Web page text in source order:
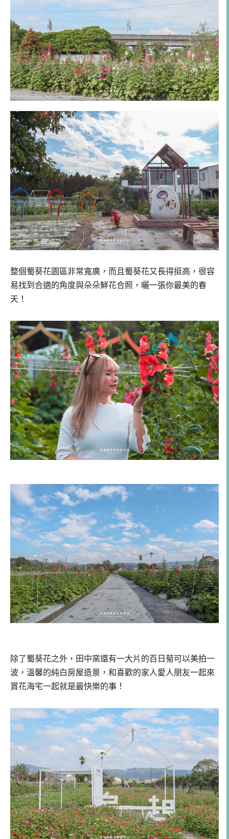
整個蜀葵花園區非常寬廣，而且蜀葵花又長得挺高，很容
易找到合適的角度與朵朵鮮花合照，曬一張你最美的春
天！
除了蜀葵花之外，田中窯還有一大片的百日菊可以美拍一
波，溫馨的純白房屋造景，和喜歡的家人愛人朋友一起來
賞花海宅一起就是最快樂的事！